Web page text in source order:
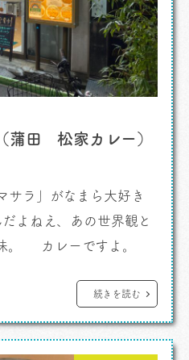
蒲田 松家カレー）
サラ」がなまら大好き
よねえ、あの世界観と
味。 カレーですよ。
帯では致し方ない。当然
いし。 そうなると蒲田
続きを読む